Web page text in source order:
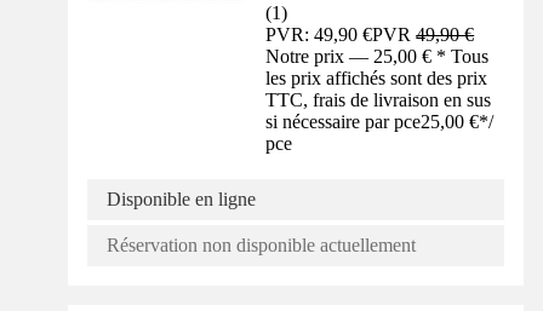
(1)
PVR: 49,90 €PVR49,90 €
Notre prix — 25,00 € * Tous
les prix affichés sont des prix
TTC, frais de livraison en sus
si nécessaire par pce25,00 €*/
pce
Disponible en ligne
Réservation non disponible actuellement